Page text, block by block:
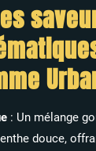
: Un mélange
douce,